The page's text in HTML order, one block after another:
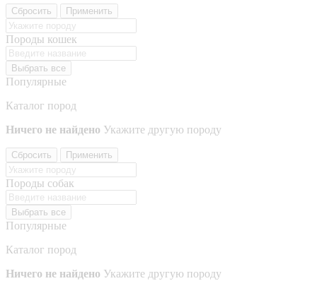
Сбросить Применить
Породы кошек
Выбрать все
Популярные
Каталог пород
Ничего не найдено Укажите другую породу
Сбросить Применить
Породы собак
Выбрать все
Популярные
Каталог пород
Ничего не найдено Укажите другую породу